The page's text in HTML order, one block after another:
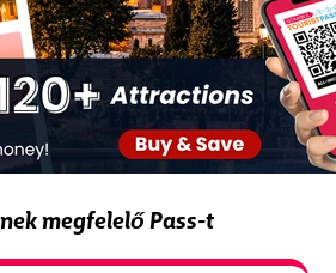
megfelelő Pass-t